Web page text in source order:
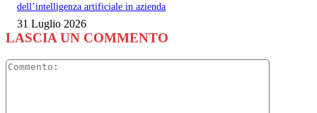
dell’intelligenza artificiale in azienda
31 Luglio 2026
LASCIA UN COMMENTO